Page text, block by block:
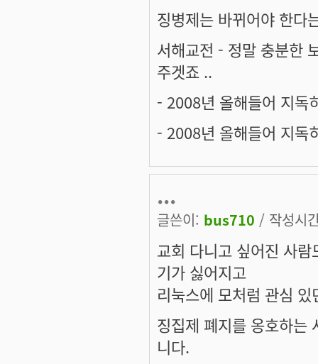
징병제는 바뀌어야 한다
서해교전 - 정말 충분한
주겟죠 ..
- 2008년 올해들어 지독
- 2008년 올해들어 지독
...
글쓴이: bus710 / 작성시
교회 다니고 싶어진 사
기가 싫어지고
리눅스에 모처럼 관심
징집제 폐지를 옹호하는
니다.